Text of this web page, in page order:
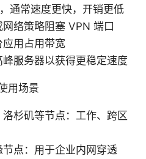
通常速度更快，开销更低
络策略阻塞 VPN 端口
用占用带宽
服务器以获得更稳定速度
用场景
杉矶等节点：工作、跨区
点：用于企业内网穿透